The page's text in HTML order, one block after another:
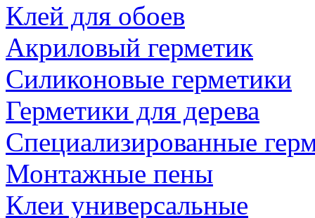
Клей для обоев
Акриловый герметик
Силиконовые герметики
Герметики для дерева
Специализированные
Монтажные пены
Клеи универсальные